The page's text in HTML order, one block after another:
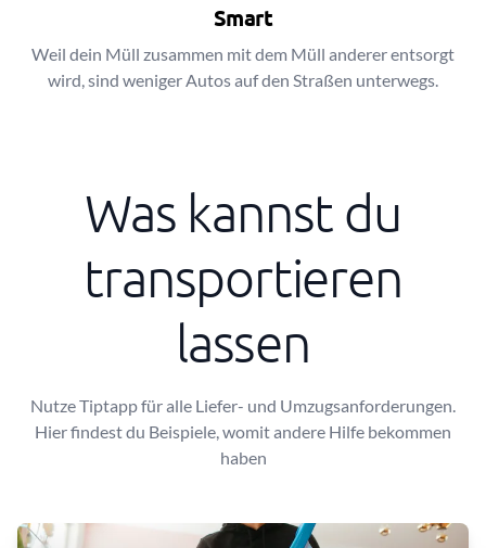
Smart
Weil dein Müll zusammen mit dem Müll anderer entsorgt
wird, sind weniger Autos auf den Straßen unterwegs.
Was kannst du
transportieren
lassen
Nutze Tiptapp für alle Liefer- und Umzugsanforderungen.
Hier findest du Beispiele, womit andere Hilfe bekommen
haben